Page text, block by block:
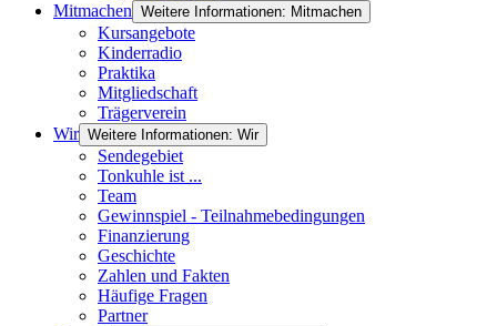
Mitmachen Weitere Informationen: Mitmachen
Kursangebote
Kinderradio
Praktika
Mitgliedschaft
Trägerverein
Wir Weitere Informationen: Wir
Sendegebiet
Tonkuhle ist ...
Team
Gewinnspiel - Teilnahmebedingungen
Finanzierung
Geschichte
Zahlen und Fakten
Häufige Fragen
Partner